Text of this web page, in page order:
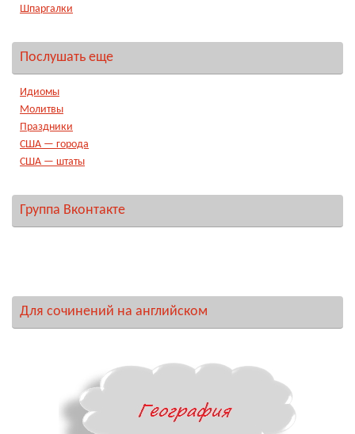
Шпаргалки
Послушать еще
Идиомы
Молитвы
Праздники
США — города
США — штаты
Группа Вконтакте
Для сочинений на английском